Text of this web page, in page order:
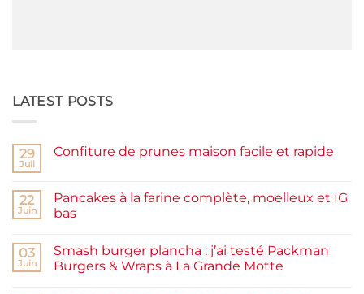
LATEST POSTS
29
Juil
Confiture de prunes maison facile et rapide
Confiture
de
prunes
et
rapide
22
Juin
Pancakes à la farine complète, moelleux et IG
bas
sur
Pancakes
à
03
Juin
Smash burger plancha : j’ai testé Packman
Burgers & Wraps à La Grande Motte